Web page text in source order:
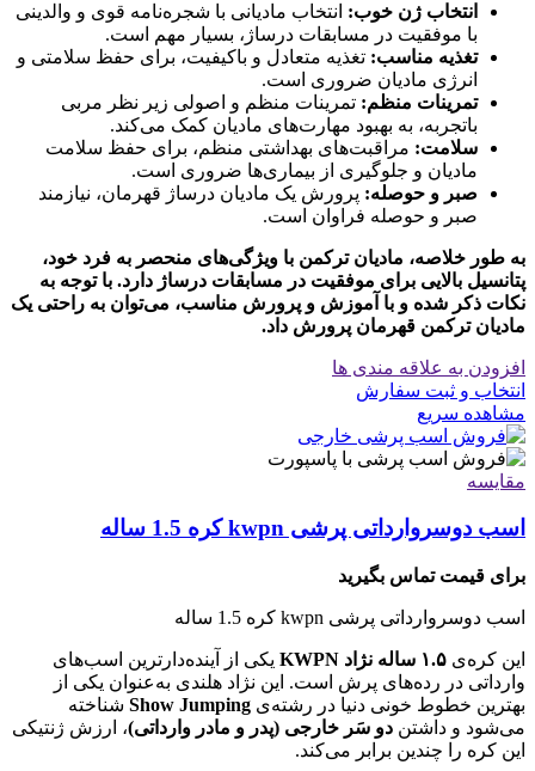
انتخاب ژن خوب: انتخاب مادیانی با شجره‌نامه قوی و والدینی
با موفقیت در مسابقات درساژ، بسیار مهم است.
تغذیه مناسب: تغذیه متعادل و باکیفیت، برای حفظ سلامتی و
انرژی مادیان ضروری است.
تمرینات منظم: تمرینات منظم و اصولی زیر نظر مربی
باتجربه، به بهبود مهارت‌های مادیان کمک می‌کند.
سلامت: مراقبت‌های بهداشتی منظم، برای حفظ سلامت
مادیان و جلوگیری از بیماری‌ها ضروری است.
صبر و حوصله: پرورش یک مادیان درساژ قهرمان، نیازمند
صبر و حوصله فراوان است.
به طور خلاصه، مادیان ترکمن با ویژگی‌های منحصر به فرد خود،
پتانسیل بالایی برای موفقیت در مسابقات درساژ دارد. با توجه به
نکات ذکر شده و با آموزش و پرورش مناسب، می‌توان به راحتی یک
مادیان ترکمن قهرمان پرورش داد.
افزودن به علاقه مندی ها
انتخاب و ثبت سفارش
مشاهده سریع
مقایسه
اسب دوسروارداتی پرشی kwpn کره 1.5 ساله
برای قیمت تماس بگیرید
اسب دوسروارداتی پرشی kwpn کره 1.5 ساله
این کره‌ی ۱.۵ ساله نژاد KWPN
یکی از آینده‌دارترین اسب‌های
وارداتی در رده‌های پرش است. این نژاد هلندی به‌عنوان یکی از
بهترین خطوط خونی دنیا در رشته‌ی Show Jumping شناخته
می‌شود و داشتن دو سَر خارجی (پدر و مادر وارداتی)، ارزش ژنتیکی
این کره را چندین برابر می‌کند.